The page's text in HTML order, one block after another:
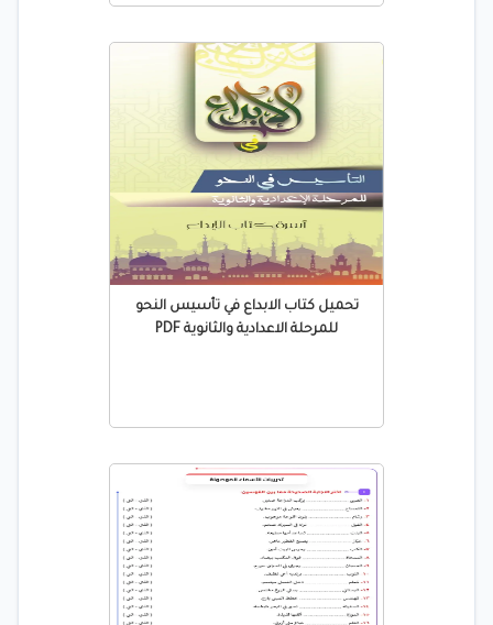
تحميل كتاب الابداع في تأسيس النحو
للمرحلة الاعدادية والثانوية PDF